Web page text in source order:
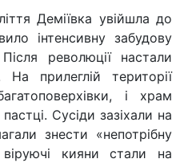
Деміївка увійшла до
інтенсивну забудову
революції настали
прилеглій території
і храм
Сусіди зазіхали на
знести «непотрібну
кияни стали на